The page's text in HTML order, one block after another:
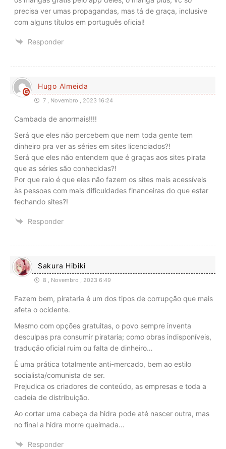
precisa ver umas propagandas, mas tá de graça, inclusive
com alguns títulos em português oficial!
Responder
Hugo Almeida
7 , Novembro , 2023 16:24
Cambada de anormais!!!!
Será que eles não percebem que nem toda gente tem
dinheiro pra ver as séries em sites licenciados?!
Será que eles não entendem que é graças aos sites pirata
que as séries são conhecidas?!
Por que raio é que eles não fazem os sites mais acessíveis
às pessoas com mais dificuldades financeiras do que estar
fechando sites?!
Responder
Sakura Hibiki
8 , Novembro , 2023 6:49
Fazem bem, pirataria é um dos tipos de corrupção que mais
afeta o ocidente.
Mesmo com opções gratuitas, o povo sempre inventa
desculpas pra consumir pirataria; como obras indisponíveis,
tradução oficial ruim ou falta de dinheiro…
É uma prática totalmente anti-mercado, bem ao estilo
socialista/comunista de ser.
Prejudica os criadores de conteúdo, as empresas e toda a
cadeia de distribuição.
Ao cortar uma cabeça da hidra pode até nascer outra, mas
no final a hidra morre queimada…
Responder